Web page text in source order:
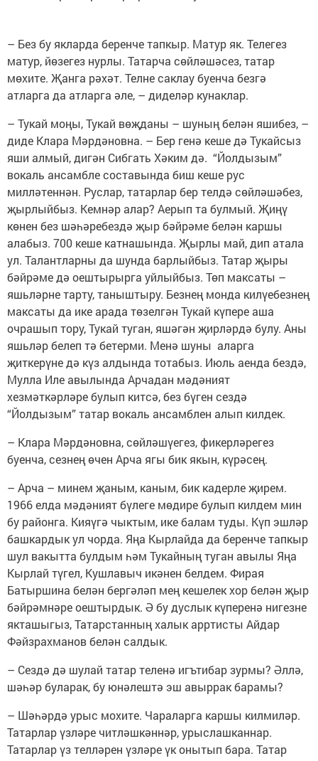
– Без бу якларда беренче тапкыр. Матур як. Телегез
матур, йөзегез нурлы. Татарча сөйләшәсез, татар
мөхите. Җанга рәхәт. Телне саклау буенча безгә
атларга да атларга әле, – диделәр кунаклар.
– Тукай моңы, Тукай вөҗданы – шуның белән яшибез, –
диде Клара Мәрдәновна. – Бер генә кеше дә Тукайсыз
яши алмый, дигән Сибгать Хәким дә. “Йолдызым”
вокаль ансамбле составында биш кеше рус
милләтеннән. Руслар, татарлар бер телдә сөйләшәбез,
җырлыйбыз. Кемнәр алар? Аерып та булмый. Җиңү
көнен без шәһәребездә җыр бәйрәме белән каршы
алабыз. 700 кеше катнашында. Җырлы май, дип атала
ул. Талантларны да шунда барлыйбыз. Татар җыры
бәйрәме дә оештырырга уйлыйбыз. Төп максаты –
яшьләрне тарту, таныштыру. Безнең монда килүебезнең
максаты да ике арада төзелгән Тукай күпере аша
очрашып тору, Тукай туган, яшәгән җирләрдә булу. Аны
яшьләр белеп тә бетерми. Менә шуны аларга
җиткерүне дә күз алдында тотабыз. Июль аенда бездә,
Мулла Иле авылында Арчадан мәдәният
хезмәткәрләре булып китсә, без бүген сездә
“Йолдызым” татар вокаль ансамблен алып килдек.
– Клара Мәрдәновна, сөйләшүегез, фикерләрегез
буенча, сезнең өчен Арча ягы бик якын, күрәсең.
– Арча – минем җаным, каным, бик кадерле җирем.
1966 елда мәдәният бүлеге мөдире булып килдем мин
бу районга. Кияүгә чыктым, ике балам туды. Күп эшләр
башкардык ул чорда. Яңа Кырлайда да беренче тапкыр
шул вакытта булдым һәм Тукайның туган авылы Яңа
Кырлай түгел, Кушлавыч икәнен белдем. Фирая
Батыршина белән бергәләп мең кешелек хор белән җыр
бәйрәмнәре оештырдык. Ә бу дуслык күперенә нигезне
якташыгыз, Татарстанның халык арртисты Айдар
Фәйзрахманов белән салдык.
– Сездә дә шулай татар теленә игътибар зурмы? Әллә,
шәһәр буларак, бу юнәлештә эш авыррак барамы?
– Шәһәрдә урыс мохите. Чараларга каршы килмиләр.
Татарлар үзләре читләшкәннәр, урыслашканнар.
Татарлар үз телләрен үзләре үк онытып бара. Татар